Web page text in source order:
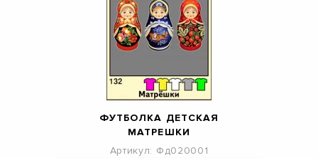
ФУТБОЛКА ДЕТСКАЯ
МАТРЕШКИ
Артикул: Фд020001